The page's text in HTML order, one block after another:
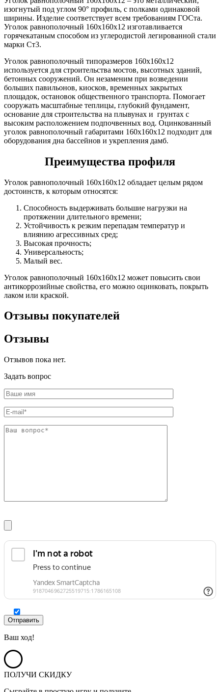
Шина
медная
Круг
медный
(пруток)
медная
Лист
медный
Труба
медная
Круг
бронзовый
(пруток)
Олово,
cвинец,
Фитинги
резьбовые
латунные
Фитинги
резьбовые
резьбовые
чугунные
Хомуты
стальные
Труба ВГП
БУ металл
БУ трубы
Хомуты
стальные
изогнутый под углом 90° профиль, с полками одинаковой
ширины. Изделие соответствует всем требованиям ГОСта.
Уголок равнополочный 160х160х12 изготавливается
горячекатаным способом из углеродистой легированной стали
марки Ст3.
Уголок равнополочный типоразмеров 160х160х12
используется для строительства мостов, высотных зданий,
бетонных сооружений. Он незаменим при возведении
больших павильонов, киосков, временных закрытых
площадок, остановок общественного транспорта. Помогает
сооружать масштабные теплицы, глубокий фундамент,
основание для строительства на плывунах и грунтах с
высоким расположением подпочвенных вод. Оцинкованный
уголок равнополочный габаритами 160х160х12 подходит для
оборудования дна бассейнов и укрепления дамб.
Преимущества профиля
Уголок равнополочный 160х160х12 обладает целым рядом
достоинств, к которым относятся:
Способность выдерживать большие нагрузки на
протяжении длительного времени;
Устойчивость к резким перепадам температур и
влиянию агрессивных сред;
Высокая прочность;
Универсальность;
Малый вес.
Уголок равнополочный 160х160х12 может повысить свои
антикоррозийные свойства, его можно оцинковать, покрыть
лаком или краской.
Отзывы покупателей
Отзывы
Отзывов пока нет.
Задать вопрос
Ваш ход!
ПОЛУЧИ СКИДКУ